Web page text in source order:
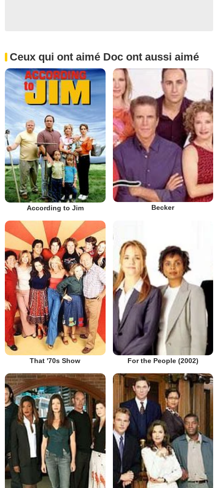
Ceux qui ont aimé Doc ont aussi aimé
According to Jim Becker
That '70s Show For the People (2002)